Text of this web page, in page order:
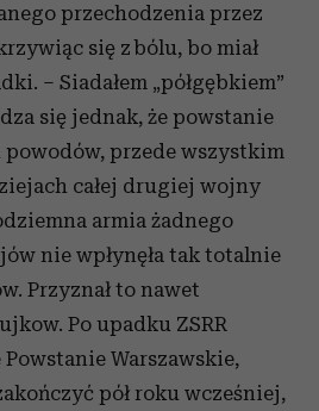
przechodzenia przez
się z bólu, bo miał
– Siadałem „półgębkiem”
się jednak, że powstanie
powodów, przede wszystkim
całej drugiej wojny
armia żadnego
nie wpłynęła tak totalnie
Przyznał to nawet
Po upadku ZSRR
Powstanie Warszawskie,
pół roku wcześniej,